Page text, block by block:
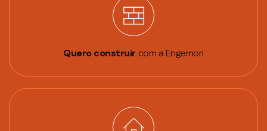
Quero construir com a Engemori